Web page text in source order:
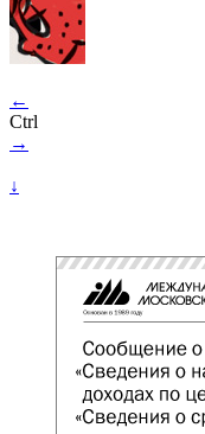
←
Ctrl
→
↓